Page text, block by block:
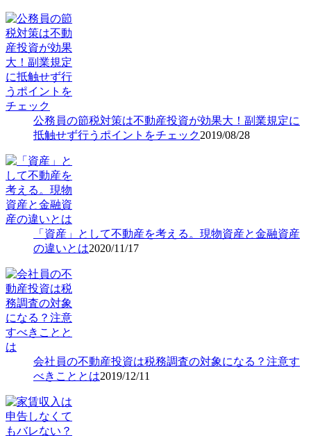
公務員の節税対策は不動産投資が効果大！副業規定に
抵触せず行うポイントをチェック2019/08/28
「資産」として不動産を考える。現物資産と金融資産
の違いとは2020/11/17
会社員の不動産投資は税務調査の対象になる？注意す
べきこととは2019/12/11